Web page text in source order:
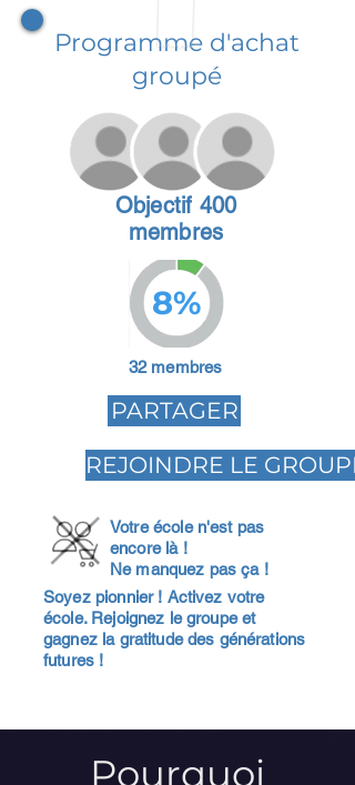
Programme d'achat
groupé
Objectif 400
membres
8%
32 membres
PARTAGER
REJOINDRE LE GROUPE
Votre école n'est pas
encore là !
Ne manquez pas ça !
Soyez pionnier ! Activez votre
école. Rejoignez le groupe et
gagnez la gratitude des générations
futures !
Pourquoi